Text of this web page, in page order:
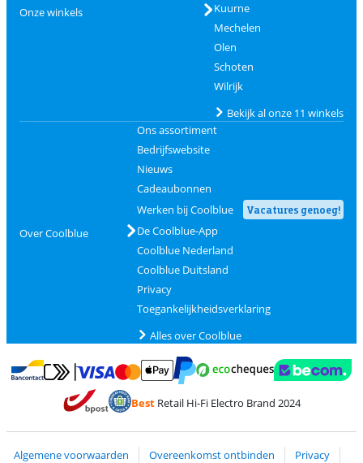
Onze winkels
Kuurne
Mechelen
Olen
Schoten
Wilrijk
Bekijk al onze 11 winkels
Over Coolblue
Ons assortiment
Bedrijfswebsite
Nieuws
Cadeaubonnen
Werken bij Coolblue
Vacatures genoeg!
De Coolblue-App
Coolblue Nederland
Coolblue Duitsland
Privacy
Toegankelijkheidsverklaring
Alles over Coolblue
Betalen met Bancontact
Betalen met MasterCard en Visa via ClickToPay
Betalen met PayPal
BestRetail Hi-Fi Electro Brand 2024
Algemene voorwaarden Overeenkomst ontbinden
Privacy